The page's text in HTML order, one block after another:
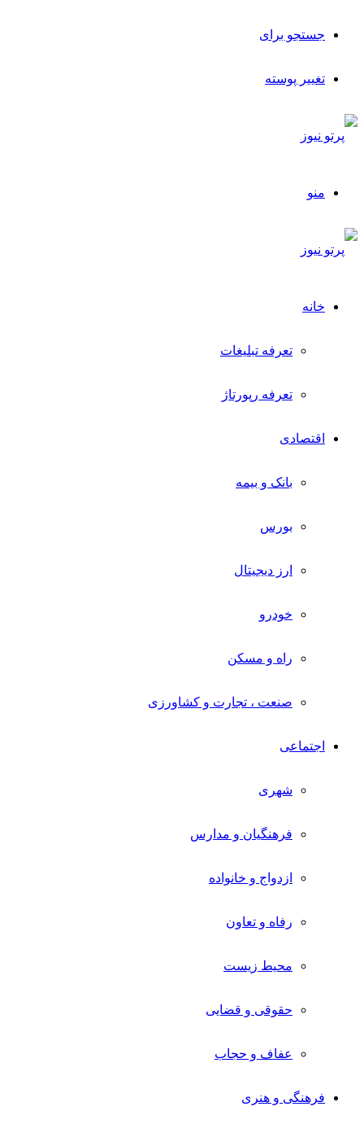
جستجو برای
تغییر پوسته
منو
خانه
تعرفه تبلیغات
تعرفه رپورتاژ
اقتصادی
بانک و بیمه
بورس
ارز دیجیتال
خودرو
راه و مسکن
صنعت ، تجارت و کشاورزی
اجتماعی
شهری
فرهنگیان و مدارس
ازدواج و خانواده
رفاه و تعاون
محیط زیست
حقوقی و قضایی
عفاف و حجاب
فرهنگی و هنری